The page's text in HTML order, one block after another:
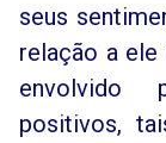
seus
relação a
envolvido
positivos,